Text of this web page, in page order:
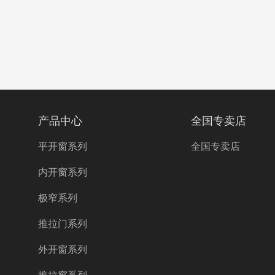
产品中心
平开窗系列
内开窗系列
极窄系列
推拉门系列
外开窗系列
全国专卖店
全国专卖店